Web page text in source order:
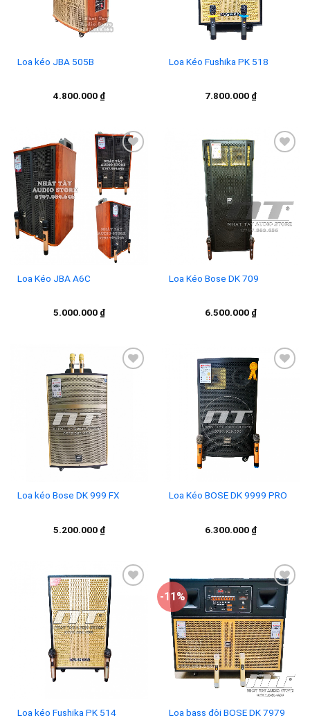
Loa kéo JBA 505B
4.800.000 ₫
Loa Kéo Fushika PK 518
7.800.000 ₫
Add to
wishlist
Loa Kéo JBA A6C
5.000.000 ₫
Loa Kéo Bose DK 709
6.500.000 ₫
Loa kéo Bose DK 999 FX
5.200.000 ₫
Loa Kéo BOSE DK 9999 PRO
6.300.000 ₫
Loa kéo Fushika PK 514
-11%
Add to
wishlist
Loa bass đôi BOSE DK 7979